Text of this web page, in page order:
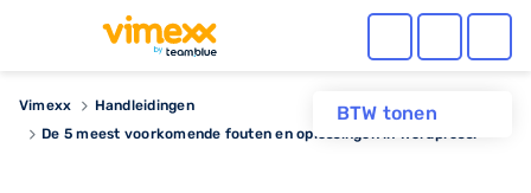
BTW tonen
Vimexx
Handleidingen
De 5 meest voorkomende fouten en oplossingen in Wordpress!